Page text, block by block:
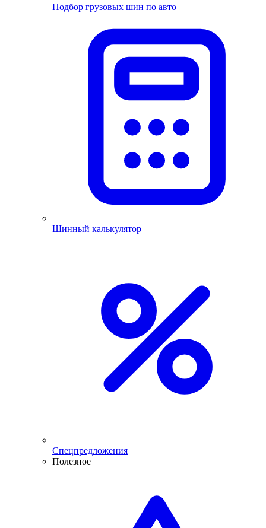
Подбор грузовых шин по авто
Шинный калькулятор
Спецпредложения
Полезное